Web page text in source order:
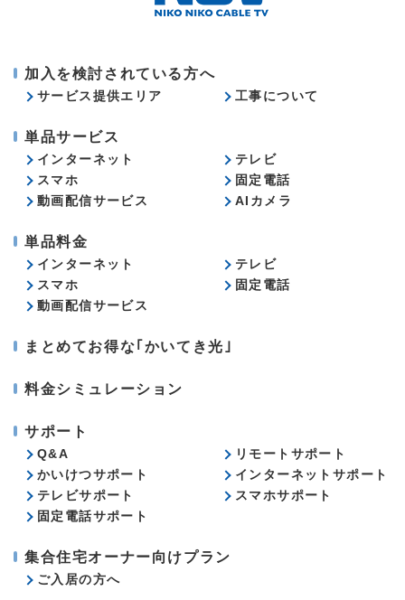
加入を検討されている方へ
サービス提供エリア 工事について
単品サービス
インターネット
テレビ
スマホ
固定電話
動画配信サービス
AIカメラ
単品料金
インターネット
テレビ
スマホ
固定電話
動画配信サービス
まとめてお得な｢かいてき光｣
料金シミュレーション
サポート
Q&A
リモートサポート
かいけつサポート
インターネットサポート
テレビサポート
スマホサポート
固定電話サポート
集合住宅オーナー向けプラン
ご入居の方へ